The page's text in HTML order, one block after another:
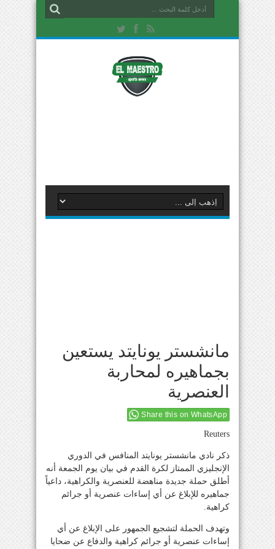
مانشستر يونايتد يستعين
بجماهيره لمحاربة
العنصرية
Share this on WhatsApp
Reuters
ذكر نادي مانشستر يونايتد المنافس في الدوري
الإنجليزي الممتاز لكرة القدم في بيان يوم الجمعة أنه
أطلق حملة جديدة مناهضة للعنصرية والكراهية، داعياً
جماهيره للإبلاغ عن أي إساءات عنصرية أو جرائم
كراهية.
وتهدف الحملة لتشجيع الجمهور على الإبلاغ عن أي
إساءات عنصرية أو جرائم كراهية والدفاع عن ضحايا